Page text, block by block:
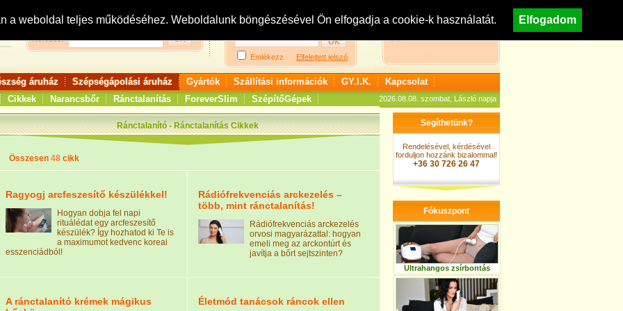
a weboldal teljes működéséhez. Weboldalunk böngészésével Ön elfogadja a cookie-k használatát. Elfogadom
Keresés:
Bejelentkezés: Regisztráció
Emlékezz Elfelejtett jelszó
Nézzen körül áruházunkban!
áruház Szépségápolási áruház Gyártók Szállítási információk GY.I.K.
Kapcsolat
Cikkek Narancsbőr Ránctalanítás ForeverSlim SzépítőGépek 2026.08.08. szombat, László napja
Ránctalanító - Ránctalanítás Cikkek
Összesen 48 cikk
Ragyogj arcfeszesítő készülékkel!
Hogyan dobja fel napi
rituálédat egy arcfeszesítő
készülék? Így hozhatod ki Te is
a maximumot kedvenc koreai
esszenciádból!
Rádiófrekvenciás arckezelés –
több, mint ránctalanítás!
Rádiófrekvenciás arckezelés
orvosi magyarázattal: hogyan
emeli meg az arckontúrt és
javítja a bőrt sejtszinten?
A ránctalanító krémek mágikus
Életmód tanácsok ráncok ellen
Segíthetünk?
Rendelésével, kérdésével
forduljon hozzánk bizalommal!
+36 30 726 26 47
Fókuszpont
Ultrahangos zsírbontás